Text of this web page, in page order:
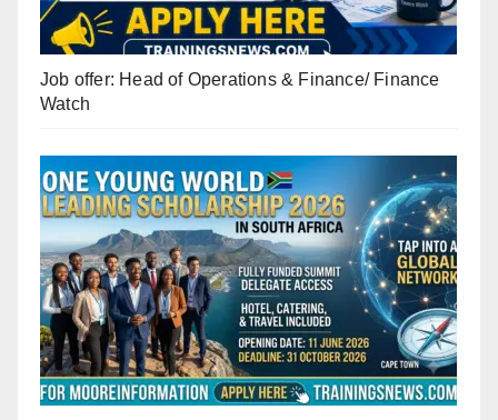
Job offer: Head of Operations & Finance/ Finance
Watch